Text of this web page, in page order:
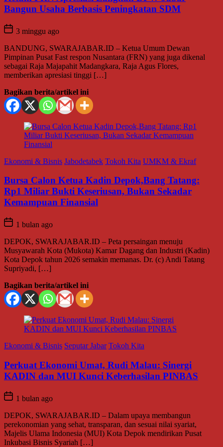
Bangun Usaha Berbasis Peningkatan SDM
3 minggu ago
BANDUNG, SWARAJABAR.ID – Ketua Umum Dewan
Pimpinan Pusat Fast respon Nusantara (FRN) yang juga dikenal
sebagai Raja Majapahit Madangkara, Raja Agus Flores,
memberikan apresiasi tinggi […]
Bagikan berita/artikel ini
Ekonomi & Bisnis Jabodetabek Tokoh Kita UMKM & Ekraf
Bursa Calon Ketua Kadin Depok,Bang Tatang:
Rp1 Miliar Bukti Keseriusan, Bukan Sekadar
Kemampuan Finansial
1 bulan ago
DEPOK, SWARAJABAR.ID – Peta persaingan menuju
Musyawarah Kota (Mukota) Kamar Dagang dan Industri (Kadin)
Kota Depok tahun 2026 semakin memanas. Dr. (c) Andi Tatang
Supriyadi, […]
Bagikan berita/artikel ini
Ekonomi & Bisnis Seputar Jabar Tokoh Kita
Perkuat Ekonomi Umat, Rudi Malau: Sinergi
KADIN dan MUI Kunci Keberhasilan PINBAS
1 bulan ago
DEPOK, SWARAJABAR.ID – Dalam upaya membangun
perekonomian yang sehat, transparan, dan sesuai nilai syariat,
Majelis Ulama Indonesia (MUI) Kota Depok mendirikan Pusat
Inkubasi Bisnis Syariah […]